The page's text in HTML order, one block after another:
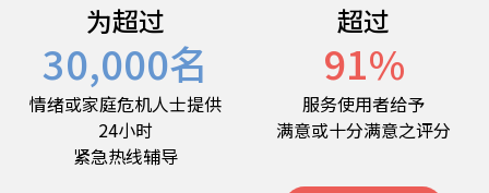
为超过
30,000名
情绪或家庭危机人士提供
24小时
紧急热线辅导
超过
91%
服务使用者给予
满意或十分满意之评分